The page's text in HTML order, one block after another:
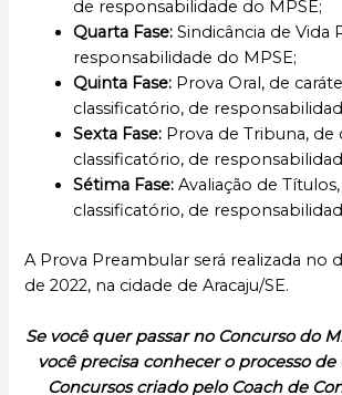
de responsabilidade do MPSE;
Quarta Fase:Sindicância de Vida
responsabilidade do MPSE;
Quinta Fase: Prova Oral, de
classificatório, de
Sexta Fase: Prova de Tribuna, de
classificatório, de
Sétima Fase:Avaliação de
classificatório, de
A Prova Preambular será realizada no
de 2022, na cidade de Aracaju/SE.
Se você quer passar no Concurso do
você precisa conhecer o processo
Concursos criado pelo Coach de